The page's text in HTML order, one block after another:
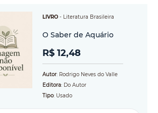
LIVRO - Literatura Brasileira
O Saber de Aquário
R$ 12,48
Autor: Rodrigo Neves do Valle
Editora: Do Autor
Tipo: Usado